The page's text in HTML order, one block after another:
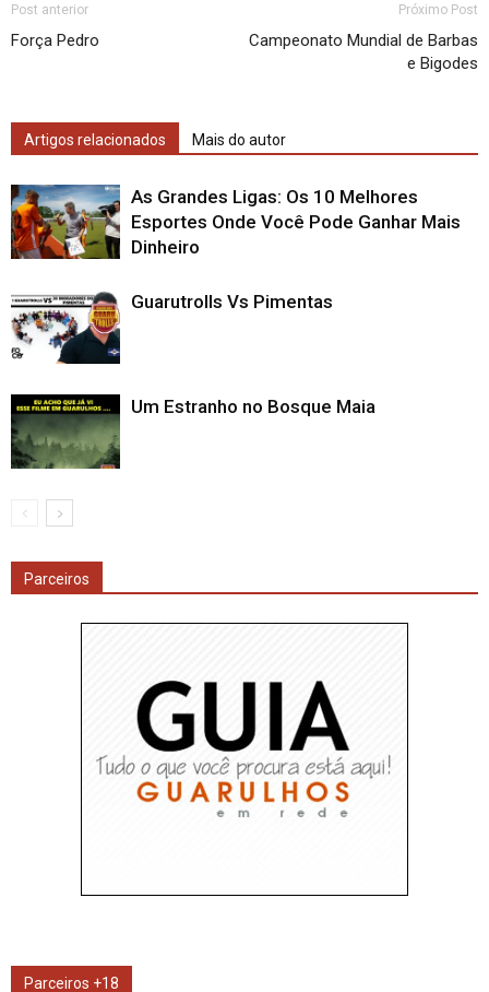
Post anterior
Força Pedro
Próximo Post
Campeonato Mundial de Barbas
e Bigodes
Artigos relacionados Mais do autor
As Grandes Ligas: Os 10 Melhores
Esportes Onde Você Pode Ganhar Mais
Dinheiro
Guarutrolls Vs Pimentas
Um Estranho no Bosque Maia
Parceiros
Parceiros +18